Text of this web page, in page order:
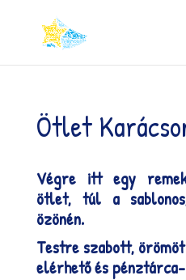
Ötlet
Végre itt egy
ötlet, túl a
özönén.
Testre szabott,
elérhető és